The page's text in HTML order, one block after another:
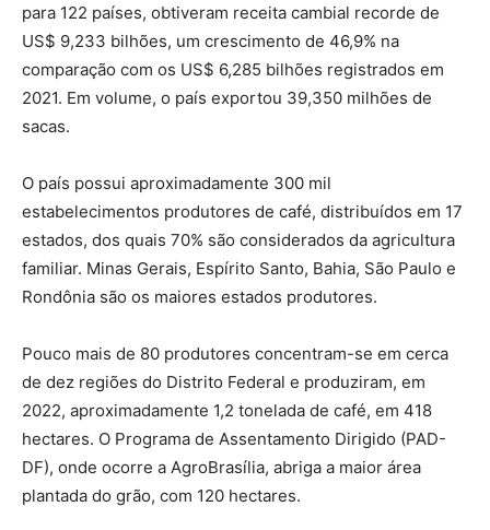
para 122 países, obtiveram receita cambial recorde de
US$ 9,233 bilhões, um crescimento de 46,9% na
comparação com os US$ 6,285 bilhões registrados em
2021. Em volume, o país exportou 39,350 milhões de
sacas.
O país possui aproximadamente 300 mil
estabelecimentos produtores de café, distribuídos em 17
estados, dos quais 70% são considerados da agricultura
familiar. Minas Gerais, Espírito Santo, Bahia, São Paulo e
Rondônia são os maiores estados produtores.
Pouco mais de 80 produtores concentram-se em cerca
de dez regiões do Distrito Federal e produziram, em
2022, aproximadamente 1,2 tonelada de café, em 418
hectares. O Programa de Assentamento Dirigido (PAD-
DF), onde ocorre a AgroBrasília, abriga a maior área
plantada do grão, com 120 hectares.